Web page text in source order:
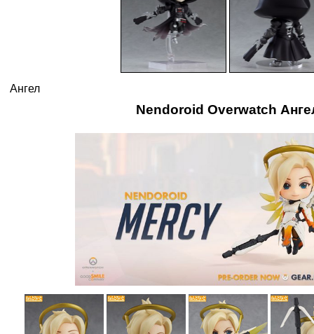
Ангел
Nendoroid Overwatch